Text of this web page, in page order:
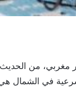
مغربي، من
في الشمال